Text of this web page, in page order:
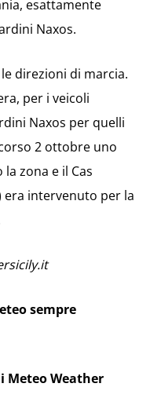
esattamente
Naxos.
direzioni di marcia.
per i veicoli
Naxos per quelli
2 ottobre uno
zona e il Cas
era intervenuto per la
sempre
Meteo Weather